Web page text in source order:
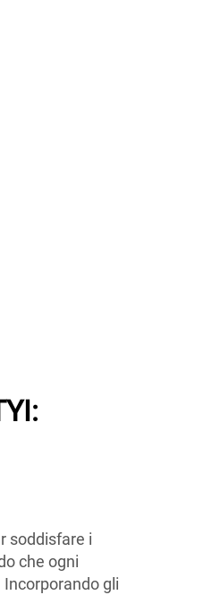
soddisfare i
che ogni
gli